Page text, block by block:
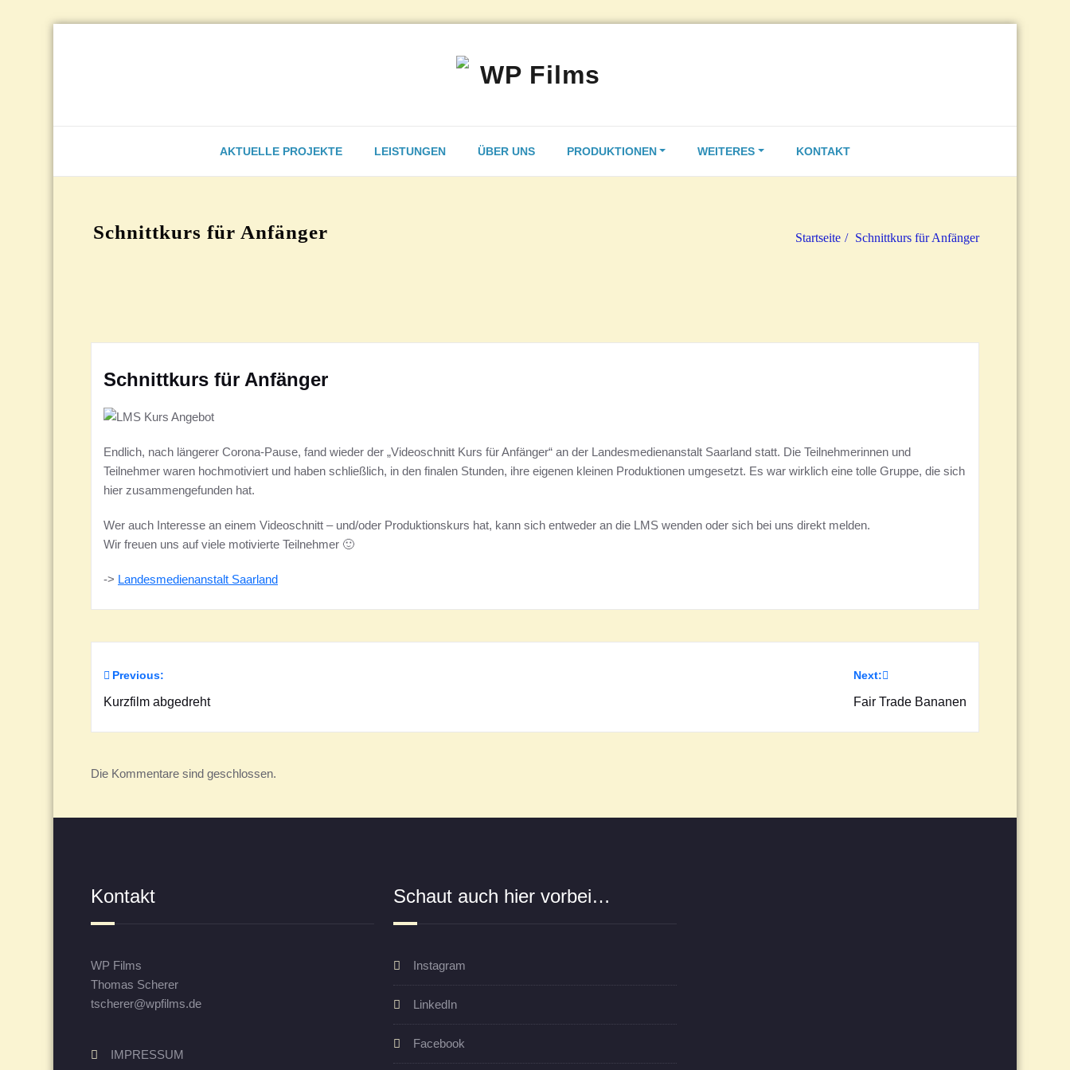
AKTUELLE PROJEKTE LEISTUNGEN ÜBER UNS PRODUKTIONEN WEITERES KONTAKT
Schnittkurs für Anfänger Startseite Schnittkurs für Anfänger
Schnittkurs für Anfänger
Endlich, nach längerer Corona-Pause, fand wieder der „Videoschnitt Kurs für Anfänger“ an der Landesmedienanstalt Saarland statt. Die Teilnehmerinnen und
Teilnehmer waren hochmotiviert und haben schließlich, in den finalen Stunden, ihre eigenen kleinen Produktionen umgesetzt. Es war wirklich eine tolle Gruppe, die sich
hier zusammengefunden hat.
Wer auch Interesse an einem Videoschnitt – und/oder Produktionskurs hat, kann sich entweder an die LMS wenden oder sich bei uns direkt melden.
Wir freuen uns auf viele motivierte Teilnehmer 🙂
-> Landesmedienanstalt Saarland
Beitragsnavigation
Previous:
Kurzfilm abgedreht
Next:
Fair Trade Bananen
Die Kommentare sind geschlossen.
Kontakt
WP Films
Thomas Scherer
tscherer@wpfilms.de
IMPRESSUM
Schaut auch hier vorbei…
Instagram
LinkedIn
Facebook